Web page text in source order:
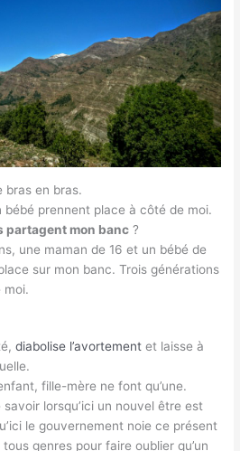
bras en bras.
bébé prennent place à côté de moi.
partagent mon banc ?
une maman de 16 et un bébé de
sur mon banc. Trois générations
moi.
diabolise l’avortement et laisse à
fille-mère ne font qu’une.
lorsqu’ici un nouvel être est
le gouvernement noie ce présent
genres pour faire oublier qu’un